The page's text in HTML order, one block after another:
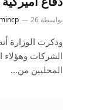
بواسطة 26 ديسمبر، 2025
وذكرت الوزارة
الشركات وهؤلاء
المحليين من…